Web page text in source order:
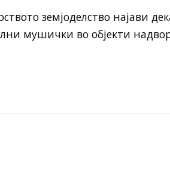
земјоделство најави
мушички во објекти